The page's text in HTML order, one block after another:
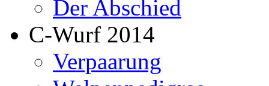
Der Abschied
C-Wurf 2014
Verpaarung